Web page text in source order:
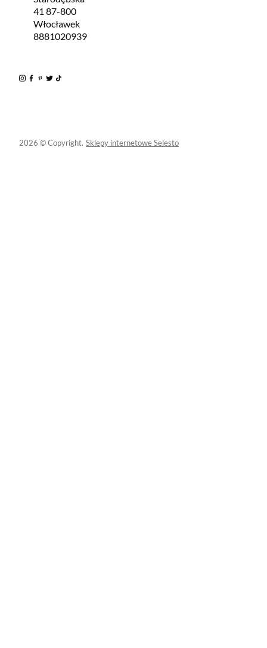
41 87-800
Włocławek
8881020939
2026 © Copyright. Sklepy internetowe Selesto